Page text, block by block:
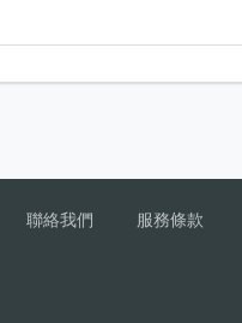
聯絡我們 服務條款